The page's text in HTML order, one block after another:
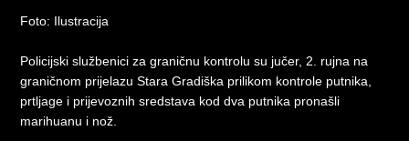
Foto: Ilustracija
Policijski službenici za graničnu kontrolu su jučer, 2. rujna na
graničnom prijelazu Stara Gradiška prilikom kontrole putnika,
prtljage i prijevoznih sredstava kod dva putnika pronašli
marihuanu i nož.